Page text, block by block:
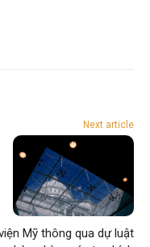
Next article
Mỹ thông qua dự luật